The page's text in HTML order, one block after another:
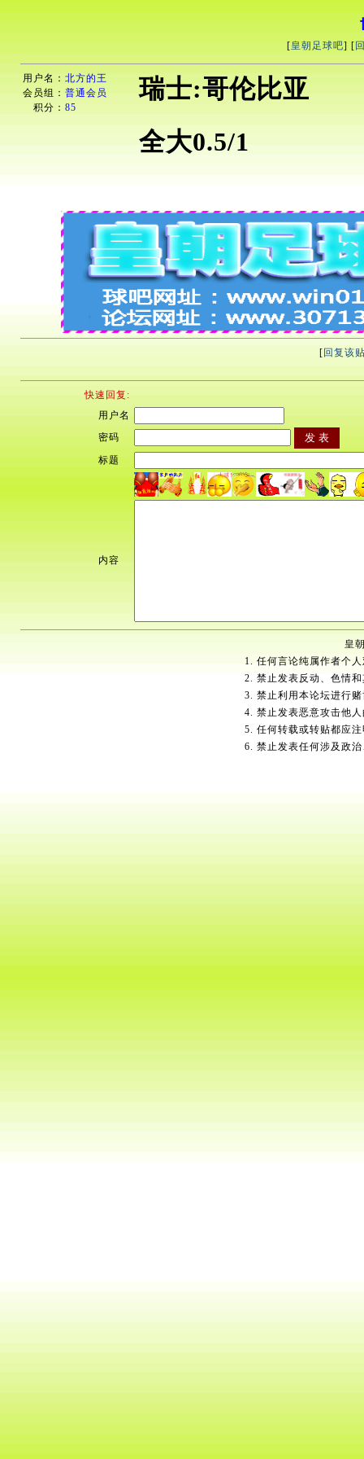
[皇朝足球吧] [
用户名： 北方的王
会员组： 普通会员
积分： 85
瑞士:哥伦比亚
全大0.5/1
[ 回复该
快速回复:
用户名
密码
标题
内容
皇
1. 任何言论纯属作者个
2. 禁止发表反动、色情
3. 禁止利用本论坛进行
4. 禁止发表恶意攻击他
5. 任何转载或转贴都应
6. 禁止发表任何涉及政